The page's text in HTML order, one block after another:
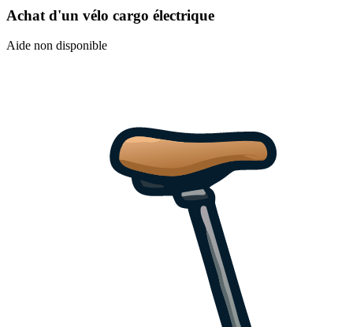
Achat d'un vélo cargo électrique
Aide non disponible